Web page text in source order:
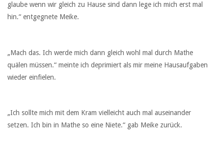
glaube wenn wir gleich zu Hause sind dann lege ich mich erst mal
hin.“ entgegnete Meike.
„Mach das. Ich werde mich dann gleich wohl mal durch Mathe
quälen müssen.“ meinte ich deprimiert als mir meine Hausaufgaben
wieder einfielen.
„Ich sollte mich mit dem Kram vielleicht auch mal auseinander
setzen. Ich bin in Mathe so eine Niete.“ gab Meike zurück.